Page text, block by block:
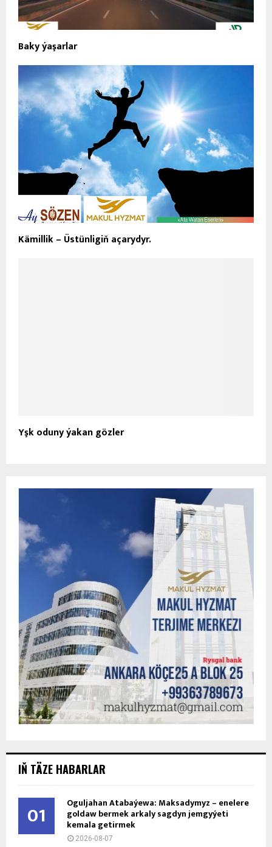
Baky ýaşarlar
Kämillik – Üstünligiň açarydyr.
Yşk oduny ýakan gözler
IŇ TÄZE HABARLAR
01 Oguljahan Atabaýewa: Maksadymyz – enelere
goldaw bermek arkaly sagdyn jemgyýeti
kemala getirmek
2026-08-07